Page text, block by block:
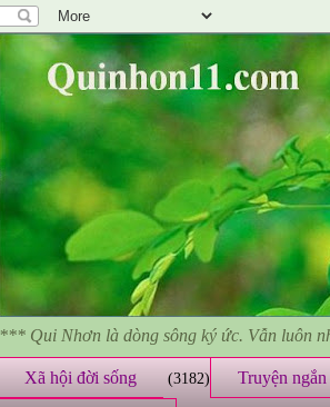
*** Qui Nhơn là dòng sông ký ức. Vẫn luôn
Xã hội đời sống (3182) Truyện